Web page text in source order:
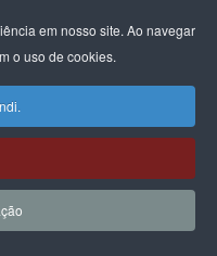
em nosso site. Ao navegar
o uso de cookies.